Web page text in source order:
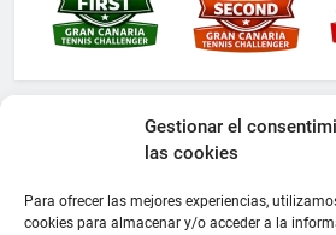
Gestionar el
las cookies
Para ofrecer las mejores experiencias,
cookies para almacenar y/o acceder a la